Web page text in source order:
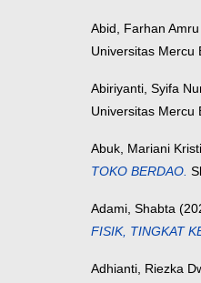
Abid, Farhan Amru
Universitas Mercu
Abiriyanti, Syifa
Universitas Mercu
Abuk, Mariani
TOKO BERDAO.
Adami, Shabta
FISIK, TINGKAT
Adhianti, Riezka